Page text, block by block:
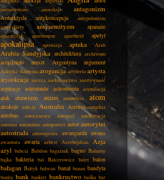
anonimowość anoreksja antagonizm
Antarktyda antykoncepcja
antypolonizm
antyrakiety
antysemityzm apanaże
aparatczyk apartament apartheid apetyt
apokalipsa apostazja apteka Arab
Arabia Saudyjska architektura archiwum
arcydzieło areszt Argentyna argument
Arktyka Armenia arogancja artyleria artysta
arystokracja asceza asekuranctwo asertywność
aspiracje astronauta astronomia asymilacja
atak atawizm ateizm atmosfera atom
atrakcje aukcja Australia Austria autarkia
autobus autocenzura autograf
autokreacja
automat autonomia autoportret autor autorytet
autostrada autosugestia awangarda awans
awantura awaria azbest Azerbejdżan
Azja
azyl babcia Babilon bagażnik bagno Bahamy
bajka bakteria bal Balcerowicz balet balon
bałagan Bałtyk bałwan banał banan bandyta
banita bank bankiet bankructwo bańka bar